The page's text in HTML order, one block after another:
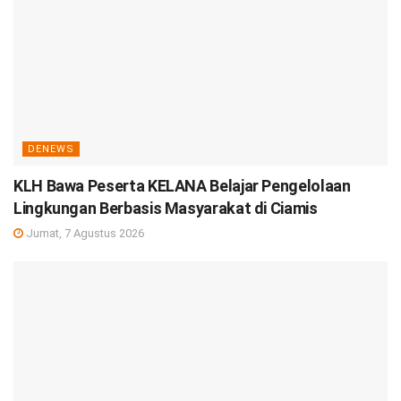
DENEWS
KLH Bawa Peserta KELANA Belajar Pengelolaan
Lingkungan Berbasis Masyarakat di Ciamis
Jumat, 7 Agustus 2026